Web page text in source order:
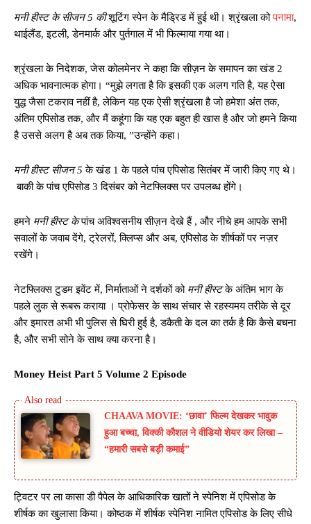
मनी हीस्ट के सीजन 5 कीशूटिंग स्पेन के मैड्रिड में हुई थी। श्रृंखला कोपनामा,
थाईलैंड, इटली, डेनमार्क और पुर्तगाल में भी फिल्माया गया था।
श्रृंखला के निदेशक, जेस कोलमेनर ने कहा कि सीज़न के समापन का खंड 2
अधिक भावनात्मक होगा। “मुझे लगता है कि इसकी एक अलग गति है, यह ऐसा
युद्ध जैसा टकराव नहीं है, लेकिन यह एक ऐसी श्रृंखला है जो हमेशा अंत तक,
अंतिम एपिसोड तक, और मैं कहूंगा कि यह एक बहुत ही खास है और जो हमने किया
है उससे अलग है अब तक किया, ”उन्होंने कहा।
मनी हीस्ट सीजन 5 के खंड 1 के पहले पांच एपिसोड सितंबर में जारी किए गए थे।
बाकी के पांच एपिसोड 3 दिसंबर को नेटफ्लिक्स पर उपलब्ध होंगे।
हमने मनी हीस्ट केपांच अविश्वसनीय सीज़न देखे हैं , और नीचे हम आपके सभी
सवालों के जवाब देंगे, ट्रेलरों, क्लिप्स और अब, एपिसोड के शीर्षकों पर नज़र
रखेंगे।
नेटफ्लिक्स टुडम इवेंट में, निर्माताओं ने दर्शकों को मनी हीस्टके अंतिम भाग के
पहले लुक से रूबरू कराया । प्रोफेसर के साथ संचार से रहस्यमय तरीके से दूर
और इमारत अभी भी पुलिस से घिरी हुई है, डकैती के दल का तर्क है कि कैसे बचना
है, और सभी सोने के साथ क्या करना है।
Money Heist Part 5 Volume 2 Episode
CHAAVA MOVIE: ‘छावा’ फिल्म देखकर भावुक
हुआ बच्चा, विक्की कौशल ने वीडियो शेयर कर लिखा –
“हमारी सबसे बड़ी कमाई”
ट्विटर पर ला कासा डी पैपेल के आधिकारिक खातों ने स्पेनिश में एपिसोड के
शीर्षक का खुलासा किया। कोष्ठक में शीर्षक स्पेनिश नामित एपिसोड के लिए सीधे